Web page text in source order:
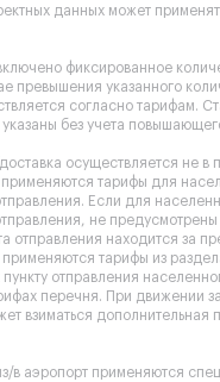
данных может
фиксированное
превышения указанного
согласно тарифам.
указаны без учета
осуществляется не в
тарифы для
Если для
не
отправления находится за
применяются тарифы из
отправления
перечня. При движении
взиматься дополнительная
в аэропорт применяются